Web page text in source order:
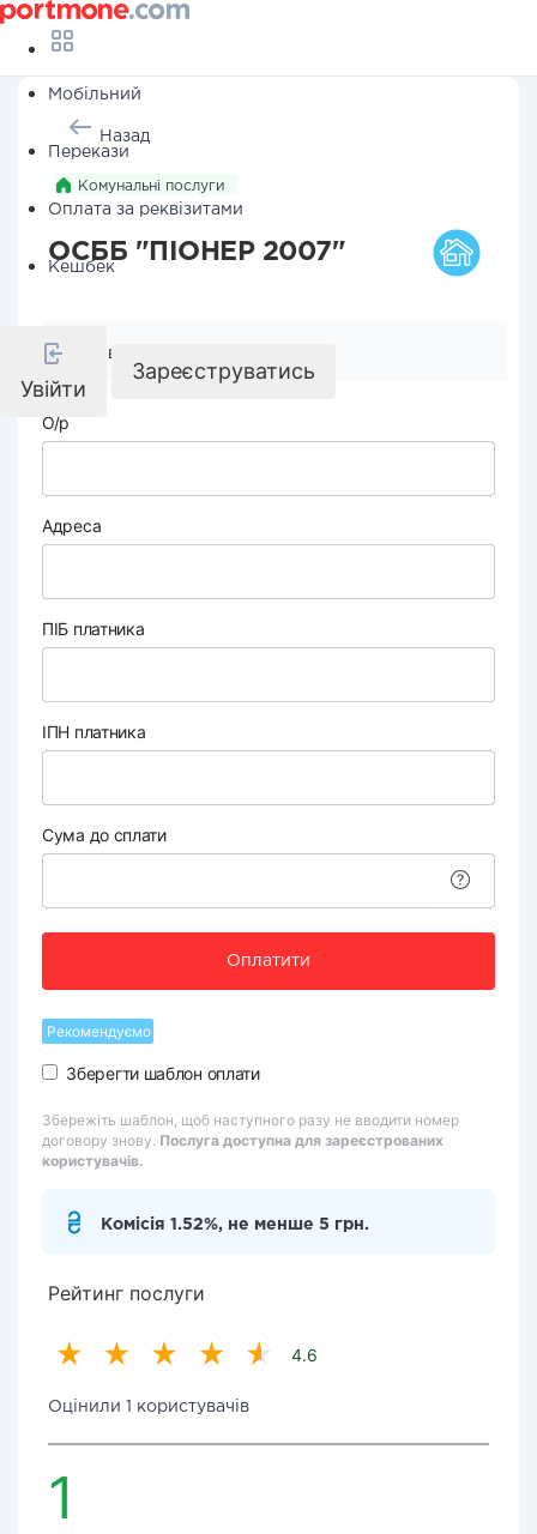
Мобільний
Перекази
Оплата за реквізитами
Кешбек
Увійти
Зареєструватись
Назад
Комунальні послуги
ОСББ "ПІОНЕР 2007"
Реквізити компанії
О/р
Адреса
ПІБ платника
ІПН платника
Сума до сплати
Оплатити
Рекомендуємо
Зберегти шаблон оплати
Збережіть шаблон, щоб наступного разу не вводити номер
договору знову. Послуга доступна для зареєстрованих
користувачів.
Комісія 1.52%, не менше 5 грн.
Рейтинг послуги
4.6
Оцінили 1 користувачів
1